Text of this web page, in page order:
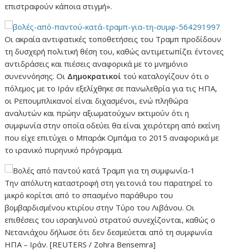
επιστραφούν κάποια στιγμή».
Οι ακραία αντιφατικές τοποθετήσεις του Τραμπ προδίδουν
τη δυσχερή πολιτική θέση του, καθώς αντιμετωπίζει έντονες
αντιδράσεις και πιέσεις αναφορικά με το μνημόνιο
συνεννόησης. Οι Δημοκρατικοί τού καταλογίζουν ότι ο
πόλεμος με το Ιράν εξελίχθηκε σε πανωλεθρία για τις ΗΠΑ,
οι Ρεπουμπλικανοί είναι διχασμένοι, ενώ πληθώρα
αναλυτών και πρώην αξιωματούχων εκτιμούν ότι η
συμφωνία στην οποία οδεύει θα είναι χειρότερη από εκείνη
που είχε επιτύχει ο Μπαράκ Ομπάμα το 2015 αναφορικά με
το ιρανικό πυρηνικό πρόγραμμα.
Την απόλυτη καταστροφή στη γειτονιά του παρατηρεί το
μικρό κορίτσι από το σπασμένο παράθυρο του
βομβαρδισμένου κτιρίου στην Τύρο του Λιβάνου. Οι
επιθέσεις του ισραηλινού στρατού συνεχίζονται, καθώς ο
Νετανιάχου δήλωσε ότι δεν δεσμεύεται από τη συμφωνία
ΗΠΑ – Ιράν. [REUTERS / Zohra Bensemra]